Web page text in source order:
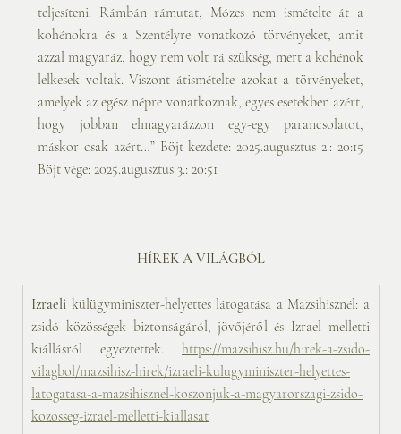
teljesíteni. Rámbán rámutat, Mózes nem ismételte át a
kohénokra és a Szentélyre vonatkozó törvényeket, amit
azzal magyaráz, hogy nem volt rá szükség, mert a kohénok
lelkesek voltak. Viszont átismételte azokat a törvényeket,
amelyek az egész népre vonatkoznak, egyes esetekben azért,
hogy jobban elmagyarázzon egy-egy parancsolatot,
máskor csak azért…” Böjt kezdete: 2025.augusztus 2.: 20:15
Böjt vége: 2025.augusztus 3.: 20:51
HÍREK A VILÁGBÓL
Izraeli külügyminiszter-helyettes látogatása a Mazsihisznél: a
zsidó közösségek biztonságáról, jövőjéről és Izrael melletti
kiállásról egyeztettek. https://mazsihisz.hu/hirek-a-zsido-
vilagbol/mazsihisz-hirek/izraeli-kulugyminiszter-helyettes-
latogatasa-a-mazsihisznel-koszonjuk-a-magyarorszagi-zsido-
kozosseg-izrael-melletti-kiallasat